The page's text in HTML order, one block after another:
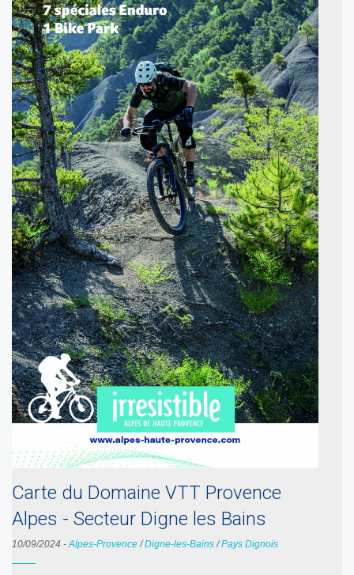
Carte du Domaine VTT Provence
Alpes - Secteur Digne les Bains
10/09/2024 - Alpes-Provence /Digne-les-Bains /Pays Dignois